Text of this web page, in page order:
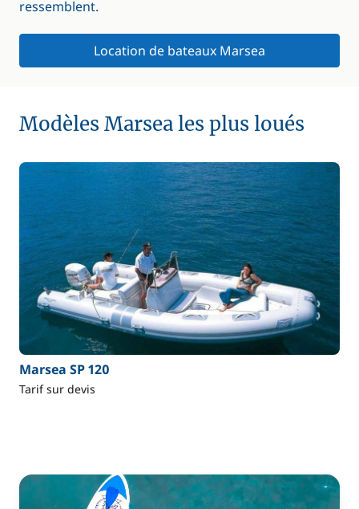
ressemblent.
Location de bateaux Marsea
Modèles Marsea les plus loués
Marsea SP 120
Tarif sur devis